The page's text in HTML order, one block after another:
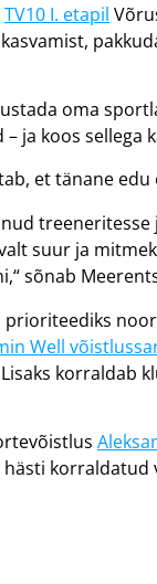
TV10 I. etapil
oma
ja koos sellega
et tänane
suur ja
sõnab
prioriteediks
Well
korraldab